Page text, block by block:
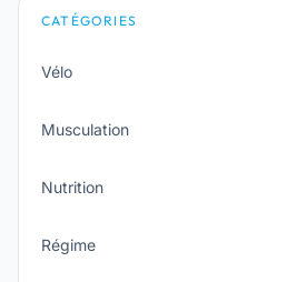
CATÉGORIES
Vélo
Musculation
Nutrition
Régime